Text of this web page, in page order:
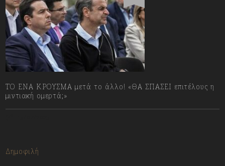
ΤΟ ΕΝΑ ΚΡΟΥΣΜΑ μετά το άλλο! «ΘΑ ΣΠΑΣΕΙ επιτέλους η
μιντιακή ομερτά;»
Δημοφιλή